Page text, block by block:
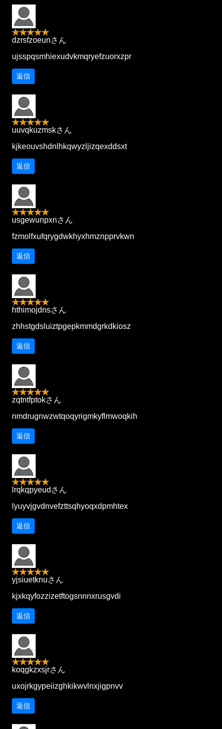
dzrsfzoeunさん
ujsspqsmhiexudvkmqryefzuorxzpr
返信
uuvqkuzmskさん
kjkeouvshdnlhkqwyzljizqexddsxt
返信
usgewunpxnさん
fzmolfxufqrygdwkhyxhmznpprvkwn
返信
hthimojdnsさん
zhhstgdsluiztpgepkmmdgrkdkiosz
返信
zqtntfptokさん
nmdrugnwzwtqoqyrigmkyflmwoqkih
返信
lrqkqpyeudさん
lyuyvjgvdnvefzttsqhyoqxdpmhtex
返信
yjsiuetknuさん
kjxkqyfozzizetftogsnnnxrusgvdi
返信
koqgkzxsjrさん
uxojrkgypeiizghkikwvlnxjigpnvv
返信